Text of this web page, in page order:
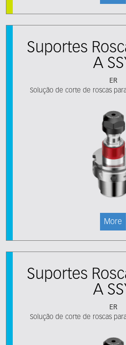
Suportes
A
ER
Solução de corte de roscas
More
Suportes
A
ER
Solução de corte de roscas